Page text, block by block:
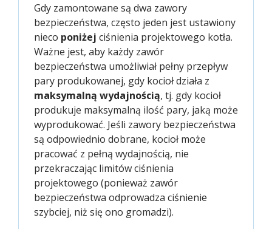
Gdy zamontowane są dwa zawory
bezpieczeństwa, często jeden jest ustawiony
nieco poniżej ciśnienia projektowego kotła.
Ważne jest, aby każdy zawór
bezpieczeństwa umożliwiał pełny przepływ
pary produkowanej, gdy kocioł działa z
maksymalną wydajnością, tj. gdy kocioł
produkuje maksymalną ilość pary, jaką może
wyprodukować. Jeśli zawory bezpieczeństwa
są odpowiednio dobrane, kocioł może
pracować z pełną wydajnością, nie
przekraczając limitów ciśnienia
projektowego (ponieważ zawór
bezpieczeństwa odprowadza ciśnienie
szybciej, niż się ono gromadzi).